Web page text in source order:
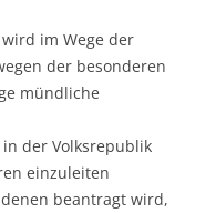
im Wege der
der besonderen
mündliche
der Volksrepublik
einzuleiten
beantragt wird,